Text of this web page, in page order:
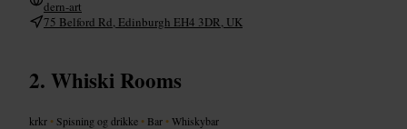
dern-art
75 Belford Rd, Edinburgh EH4 3DR, UK
Whiski Rooms
krkr • Spisning og drikke • Bar •Whiskybar